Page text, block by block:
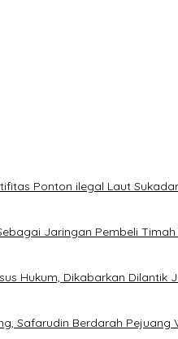
Ponton ilegal Laut
Jaringan Pembeli
Hukum, Dikabarkan Dilantik
Safarudin Berdarah Pejuang